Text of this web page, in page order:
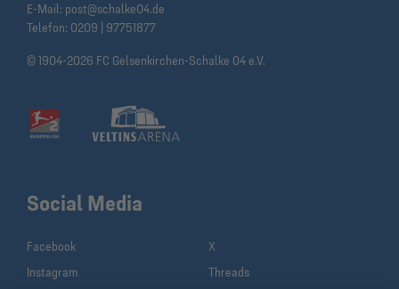
E-Mail: post@schalke04.de
Telefon: 0209 | 97751877
© 1904-2026 FC Gelsenkirchen-Schalke 04 e.V.
Social Media
Facebook
X
Instagram
Threads